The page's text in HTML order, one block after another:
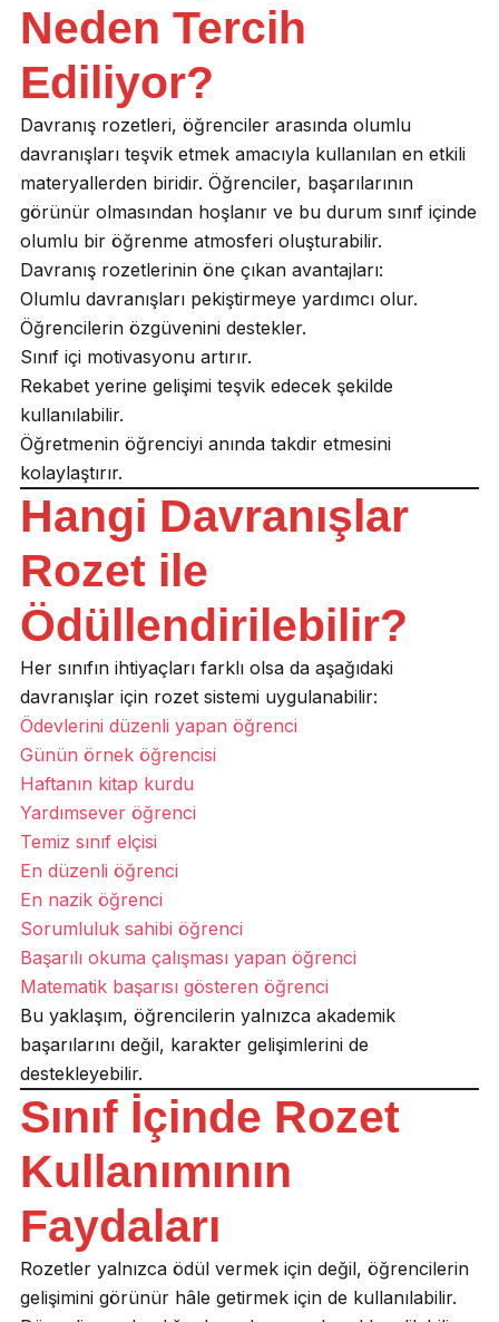
Neden Tercih
Ediliyor?
Davranış rozetleri, öğrenciler arasında olumlu
davranışları teşvik etmek amacıyla kullanılan en etkili
materyallerden biridir. Öğrenciler, başarılarının
görünür olmasından hoşlanır ve bu durum sınıf içinde
olumlu bir öğrenme atmosferi oluşturabilir.
Davranış rozetlerinin öne çıkan avantajları:
Olumlu davranışları pekiştirmeye yardımcı olur.
Öğrencilerin özgüvenini destekler.
Sınıf içi motivasyonu artırır.
Rekabet yerine gelişimi teşvik edecek şekilde
kullanılabilir.
Öğretmenin öğrenciyi anında takdir etmesini
kolaylaştırır.
Hangi Davranışlar
Rozet ile
Ödüllendirilebilir?
Her sınıfın ihtiyaçları farklı olsa da aşağıdaki
davranışlar için rozet sistemi uygulanabilir:
Ödevlerini düzenli yapan öğrenci
Günün örnek öğrencisi
Haftanın kitap kurdu
Yardımsever öğrenci
Temiz sınıf elçisi
En düzenli öğrenci
En nazik öğrenci
Sorumluluk sahibi öğrenci
Başarılı okuma çalışması yapan öğrenci
Matematik başarısı gösteren öğrenci
Bu yaklaşım, öğrencilerin yalnızca akademik
başarılarını değil, karakter gelişimlerini de
destekleyebilir.
Sınıf İçinde Rozet
Kullanımının
Faydaları
Rozetler yalnızca ödül vermek için değil, öğrencilerin
gelişimini görünür hâle getirmek için de kullanılabilir.